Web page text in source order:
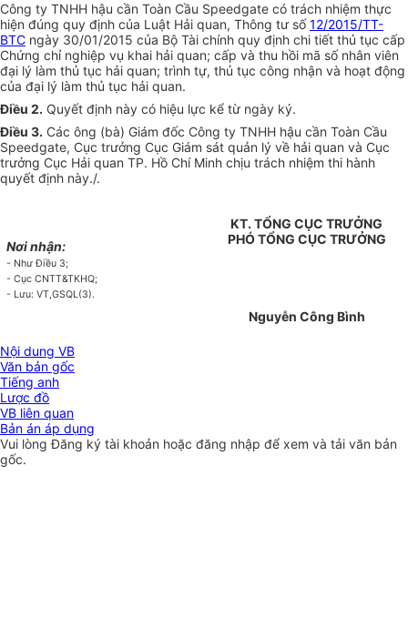
Công ty TNHH hậu cần Toàn Cầu Speedgate có trách nhiệm thực
hiện đúng quy định của Luật Hải quan, Thông tư số12/2015/TT-
BTC ngày 30/01/2015 của Bộ Tài chính quy định chi tiết thủ tục cấp
Chứng chỉ nghiệp vụ khai hải quan; cấp và thu hồi mã số nhân viên
đại lý làm thủ tục hải quan; trình tự, thủ tục công nhận và hoạt động
của đại lý làm thủ tục hải quan.
Điều 2. Quyết định này có hiệu lực kể từ ngày ký.
Điều 3. Các ông (bà) Giám đốc Công ty TNHH hậu cần Toàn Cầu
Speedgate, Cục trưởng Cục Giám sát quản lý về hải quan và Cục
trưởng Cục Hải quan TP. Hồ Chí Minh chịu trách nhiệm thi hành
quyết định này./.
Nơi nhận:
- Như Điều 3;
- Cục CNTT&TKHQ;
- Lưu: VT,GSQL(3).
KT. TỔNG CỤC TRƯỞNG
PHÓ TỔNG CỤC TRƯỞNG
Nguyễn Công Bình
Nội dung VB
Văn bản gốc
Tiếng anh
Lược đồ
VB liên quan
Bản án áp dụng
Vui lòngĐăng ký tài khoản hoặc đăng nhập để xem và tải văn bản
gốc.